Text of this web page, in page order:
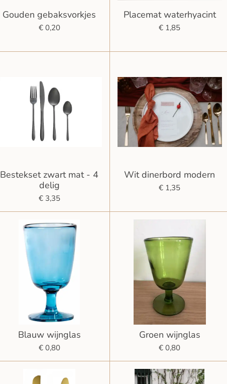
Gouden gebaksvorkjes
€ 0,20
Placemat waterhyacint
€ 1,85
Bestekset zwart mat - 4
delig
€ 3,35
Wit dinerbord modern
€ 1,35
Blauw wijnglas
€ 0,80
Groen wijnglas
€ 0,80